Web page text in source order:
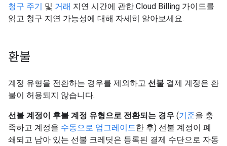
청구 주기 및 거래 지연 시간에 관한 Cloud Billing 가이드를
읽고 청구 지연 가능성에 대해 자세히 알아보세요.
환불
계정 유형을 전환하는 경우를 제외하고 선불 결제 계정은 환
불이 허용되지 않습니다.
선불 계정이 후불 계정 유형으로 전환되는 경우 (기준을 충
족하고 계정을 수동으로 업그레이드한 후) 선불 계정이 폐
쇄되고 남아 있는 선불 크레딧은 등록된 결제 수단으로 자동